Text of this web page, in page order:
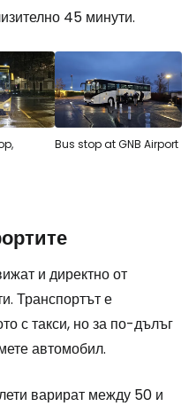
45 минути.
Bus stop at GNB Airport
и директно от
Транспортът е
с такси, но за по-дълъг
автомобил.
варират между 50 и